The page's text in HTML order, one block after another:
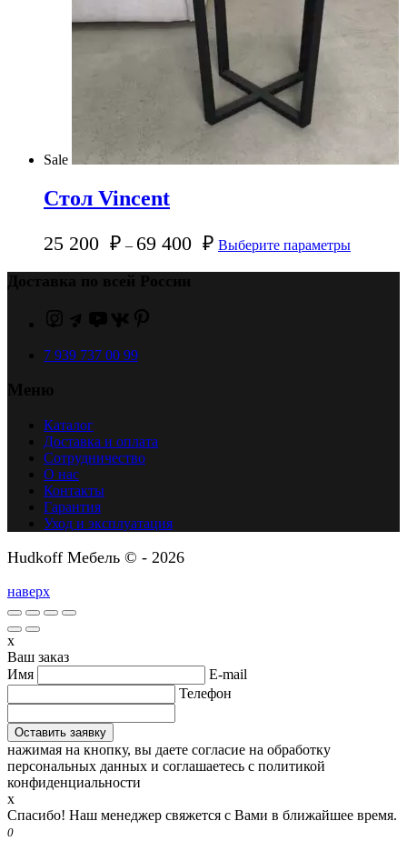
Sale
Стол Vincent
25 200 ₽ – 69 400 ₽ Выберите параметры
Доставка по всей России
7 939 737 00 99
Меню
Каталог
Доставка и оплата
Сотрудничество
О нас
Контакты
Гарантия
Уход и эксплуатация
Hudkoff Мебель © - 2026
наверх
x
Ваш заказ
Имя
E-mail
Телефон
нажимая на кнопку, вы даете согласие на обработку
персональных данных и соглашаетесь c политикой
конфиденциальности
x
Спасибо! Наш менеджер свяжется с Вами в ближайшее время.
0